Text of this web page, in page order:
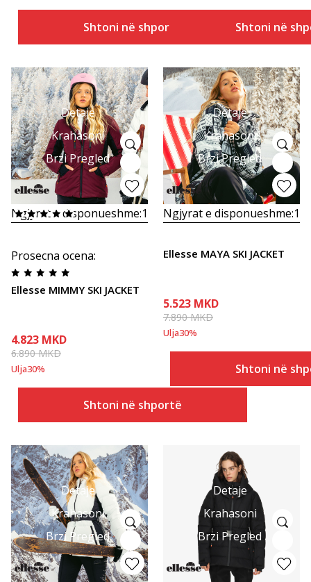
Shtoni në shportë Shtoni në
Detaje
Krahasoni
Brzi Pregled
Ngjyrat e disponueshme:1
Prosecna ocena:
Ellesse MIMMY SKI JACKET
4.823 MKD
6.890MKD
Ulja30%
Shtoni në shportë
Detaje
Krahasoni
Brzi Pregled
Ngjyrat e disponueshme:1
Ellesse MAYA SKI JACKET
5.523 MKD
7.890MKD
Ulja30%
Shtoni në
Detaje
Krahasoni
Brzi Pregled
Detaje
Krahasoni
Brzi Pregled